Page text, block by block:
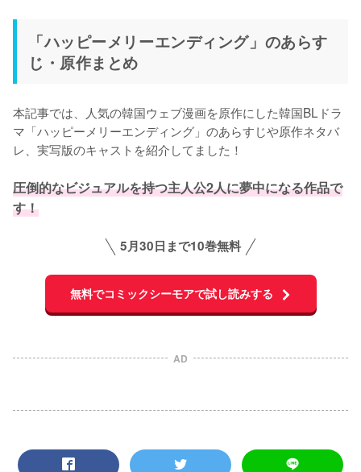
「ハッピーメリーエンディング」のあらす
じ・原作まとめ
本記事では、人気の韓国ウェブ漫画を原作にした韓国BLドラ
マ「ハッピーメリーエンディング」のあらすじや原作ネタバ
レ、実写版のキャストを紹介してました！
圧倒的なビジュアルを持つ主人公2人に夢中になる作品で
す！
5月30日まで10巻無料
無料でコミックシーモアで試し読みする
AD